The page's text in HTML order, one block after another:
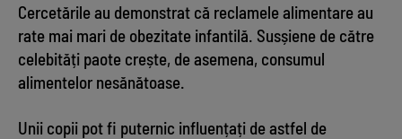
Cercetările au demonstrat că reclamele alimentare au
rate mai mari de obezitate infantilă. Susșiene de către
celebități paote crește, de asemena, consumul
alimentelor nesănătoase.
Unii copii pot fi puternic influențați de astfel de